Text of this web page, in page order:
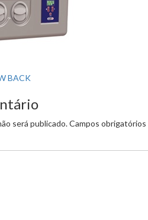
BACK
será publicado.Campos obrigatórios